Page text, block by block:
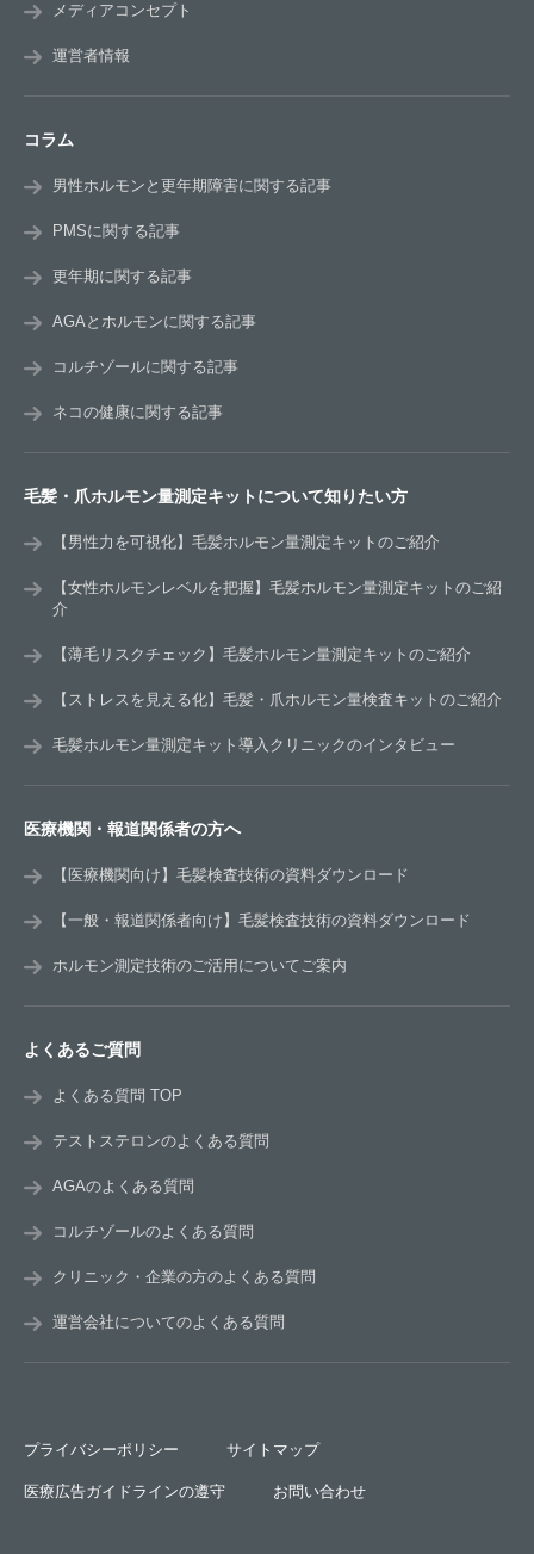
メディアコンセプト
運営者情報
コラム
男性ホルモンと更年期障害に関する記事
PMSに関する記事
更年期に関する記事
AGAとホルモンに関する記事
コルチゾールに関する記事
ネコの健康に関する記事
毛髪・爪ホルモン量測定キットについて知りたい方
【男性力を可視化】毛髪ホルモン量測定キットのご紹介
【女性ホルモンレベルを把握】毛髪ホルモン量測定キットのご紹
介
【薄毛リスクチェック】毛髪ホルモン量測定キットのご紹介
【ストレスを見える化】毛髪・爪ホルモン量検査キットのご紹介
毛髪ホルモン量測定キット導入クリニックのインタビュー
医療機関・報道関係者の方へ
【医療機関向け】毛髪検査技術の資料ダウンロード
【一般・報道関係者向け】毛髪検査技術の資料ダウンロード
ホルモン測定技術のご活用についてご案内
よくあるご質問
よくある質問 TOP
テストステロンのよくある質問
AGAのよくある質問
コルチゾールのよくある質問
クリニック・企業の方のよくある質問
運営会社についてのよくある質問
プライバシーポリシー サイトマップ
医療広告ガイドラインの遵守 お問い合わせ